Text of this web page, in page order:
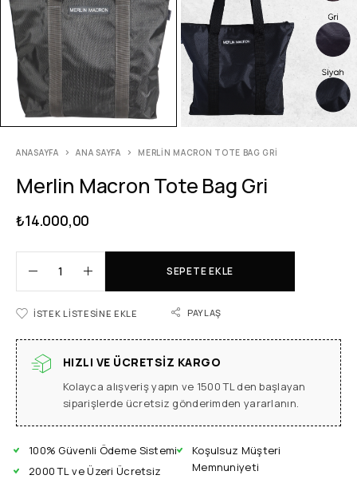
ANASAYFA ANA SAYFA MERLIN MACRON TOTE BAG GRI
Merlin Macron Tote Bag Gri
₺14.000,00
SEPETE EKLE
İSTEK LISTESINE EKLE PAYLAŞ
HIZLI VE ÜCRETSIZ KARGO
Kolayca alışveriş yapın ve 1500 TL den başlayan
siparişlerde ücretsiz gönderimden yararlanın.
100% Güvenli Ödeme Sistemi
2000 TL ve Üzeri Ücretsiz
Koşulsuz Müşteri
Memnuniyeti